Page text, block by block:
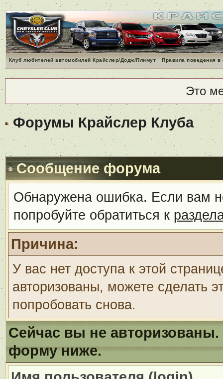
Клуб любителей автомобилей Крайслер/Додж/Плимут Правила поведения
Это
Форумы Крайслер Клуба
Сообщение форума
Обнаружена ошибка. Если вам
попробуйте обратиться к
Причина:
У вас нет доступа к этой
авторизованы, можете сделать
попробовать снова.
Сейчас вы не авторизованы.
форму ниже.